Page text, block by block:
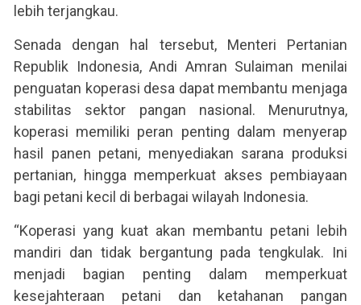
lebih terjangkau.
Senada dengan hal tersebut, Menteri Pertanian
Republik Indonesia, Andi Amran Sulaiman menilai
penguatan koperasi desa dapat membantu menjaga
stabilitas sektor pangan nasional. Menurutnya,
koperasi memiliki peran penting dalam menyerap
hasil panen petani, menyediakan sarana produksi
pertanian, hingga memperkuat akses pembiayaan
bagi petani kecil di berbagai wilayah Indonesia.
“Koperasi yang kuat akan membantu petani lebih
mandiri dan tidak bergantung pada tengkulak. Ini
menjadi bagian penting dalam memperkuat
kesejahteraan petani dan ketahanan pangan